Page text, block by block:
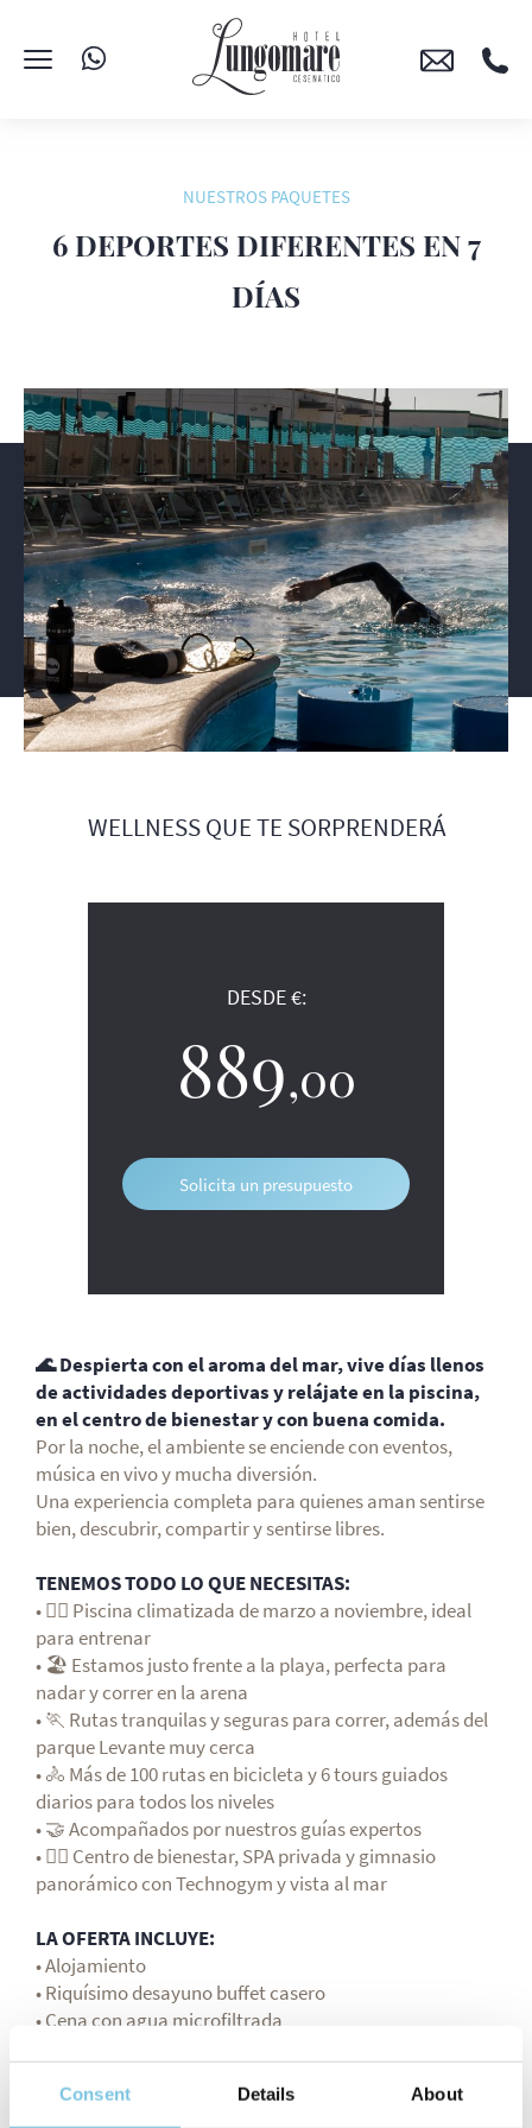
Consent Details About
NUESTROS PAQUETES
6 DEPORTES DIFERENTES EN 7
DÍAS
WELLNESS QUE TE SORPRENDERÁ
🌊 Despierta con el aroma del mar, vive días llenos
de actividades deportivas y relájate en la piscina,
en el centro de bienestar y con buena comida.
Por la noche, el ambiente se enciende con eventos,
música en vivo y mucha diversión.
Una experiencia completa para quienes aman sentirse
bien, descubrir, compartir y sentirse libres.
TENEMOS TODO LO QUE NECESITAS:
• 🏊‍♀️ Piscina climatizada de marzo a noviembre, ideal
para entrenar
• 🏖️ Estamos justo frente a la playa, perfecta para
nadar y correr en la arena
• 🏃 Rutas tranquilas y seguras para correr, además del
parque Levante muy cerca
• 🚴 Más de 100 rutas en bicicleta y 6 tours guiados
diarios para todos los niveles
• 🤝 Acompañados por nuestros guías expertos
• 🧖‍♀️ Centro de bienestar, SPA privada y gimnasio
panorámico con Technogym y vista al mar
LA OFERTA INCLUYE:
• Alojamiento
• Riquísimo desayuno buffet casero
• Cena con agua microfiltrada
• Botella recargable con agua
DESDE €:
889,00
Solicita un presupuesto